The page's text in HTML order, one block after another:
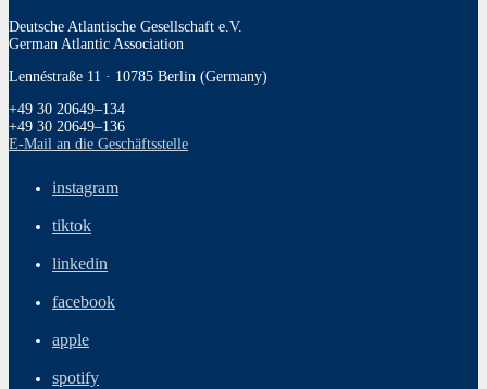
Deutsche Atlantische Gesellschaft e.V.
German Atlantic Association
Lennéstraße 11 · 10785 Berlin (Germany)
+49 30 20649–134
+49 30 20649–136
E‑Mail an die Geschäftsstelle
instagram
tiktok
linkedin
facebook
apple
spotify